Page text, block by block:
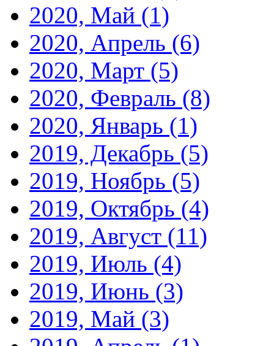
2020, Май (1)
2020, Апрель (6)
2020, Март (5)
2020, Февраль (8)
2020, Январь (1)
2019, Декабрь (5)
2019, Ноябрь (5)
2019, Октябрь (4)
2019, Август (11)
2019, Июль (4)
2019, Июнь (3)
2019, Май (3)